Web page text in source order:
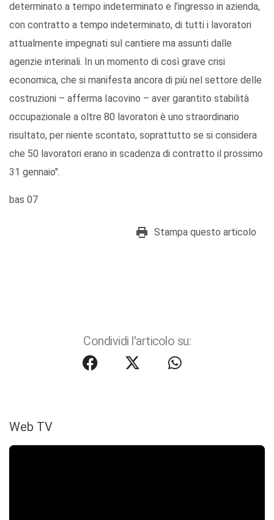
determinato a tempo indeterminato e l’ingresso in azienda,
con contratto a tempo indeterminato, di tutti i lavoratori
attualmente impegnati sul cantiere ma assunti dalle
agenzie interinali. In un momento di così grave crisi
economica, che si manifesta ancora di più nel settore delle
costruzioni – afferma Iacovino – aver garantito stabilità
occupazionale a oltre 80 lavoratori è uno straordinario
risultato, per niente scontato, soprattutto se si considera
che 50 lavoratori erano in scadenza di contratto il prossimo
31 gennaio".
bas 07
Stampa questo articolo
Condividi l'articolo su:
Web TV